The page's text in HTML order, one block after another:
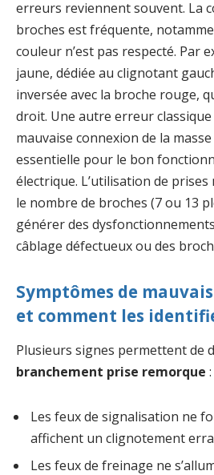
erreurs reviennent souvent. La
broches est fréquente,
couleur n’est pas respecté. Par
jaune, dédiée au clignotant
inversée avec la broche rouge,
droit. Une autre erreur classique
mauvaise connexion de la
essentielle pour le bon
électrique. L’utilisation de
le nombre de broches (7 ou 13
générer des
câblage défectueux ou des
Symptômes de
et comment les
Plusieurs signes permettent de
branchement prise remorque :
Les feux de signalisation ne
affichent un clignotement
Les feux de freinage ne